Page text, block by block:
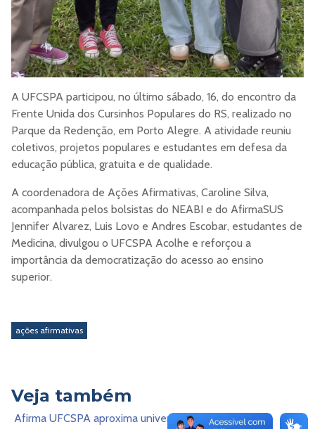
A UFCSPA participou, no último sábado, 16, do encontro da
Frente Unida dos Cursinhos Populares do RS, realizado no
Parque da Redenção, em Porto Alegre. A atividade reuniu
coletivos, projetos populares e estudantes em defesa da
educação pública, gratuita e de qualidade.
A coordenadora de Ações Afirmativas, Caroline Silva,
acompanhada pelos bolsistas do NEABI e do AfirmaSUS
Jennifer Alvarez, Luis Lovo e Andres Escobar, estudantes de
Medicina, divulgou o UFCSPA Acolhe e reforçou a
importância da democratização do acesso ao ensino
superior.
ações afirmativas
Veja também
Afirma UFCSPA aproxima universidade do curso pré-